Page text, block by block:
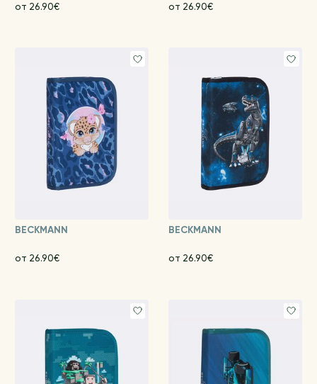
от 26.90€ от 26.90€
BECKMANN
от 26.90€
BECKMANN
от 26.90€